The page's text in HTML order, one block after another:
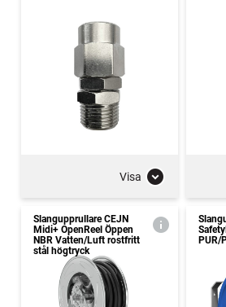
Visa
Slangupprullare CEJN
Midi+ OpenReel Öppen
NBR Vatten/Luft rostfritt
stål högtryck
PUR/